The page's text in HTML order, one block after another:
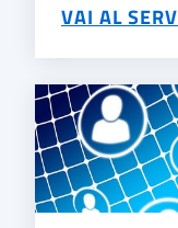
VAI AL